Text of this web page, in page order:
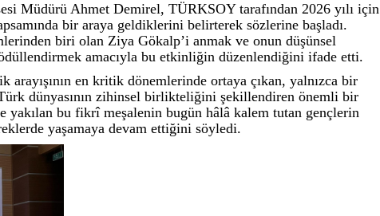
Müdürü Ahmet Demirel, TÜRKSOY tarafından 2026 yılı için
bir araya geldiklerini belirterek sözlerine başladı.
biri olan Ziya Gökalp’i anmak ve onun düşünsel
ödüllendirmek amacıyla bu etkinliğin düzenlendiğini ifade etti.
en kritik dönemlerinde ortaya çıkan, yalnızca bir
dünyasının zihinsel birlikteliğini şekillendiren önemli bir
yakılan bu fikrî meşalenin bugün hâlâ kalem tutan gençlerin
yaşamaya devam ettiğini söyledi.